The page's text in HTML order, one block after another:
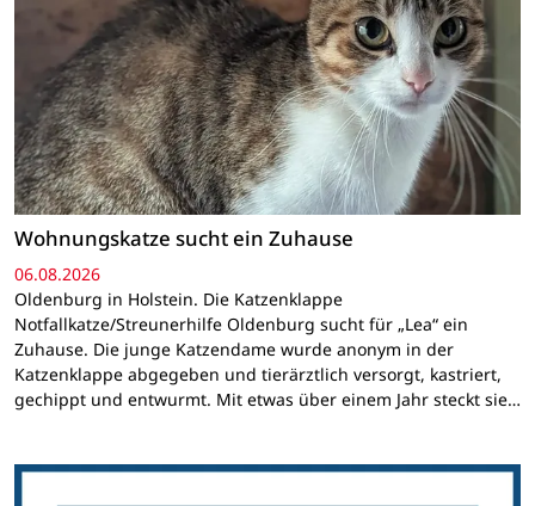
Wohnungskatze sucht ein Zuhause
06.08.2026
Oldenburg in Holstein. Die Katzenklappe
Notfallkatze/Streunerhilfe Oldenburg sucht für „Lea“ ein
Zuhause. Die junge Katzendame wurde anonym in der
Katzenklappe abgegeben und tierärztlich versorgt, kastriert,
gechippt und entwurmt. Mit etwas über einem Jahr steckt sie…